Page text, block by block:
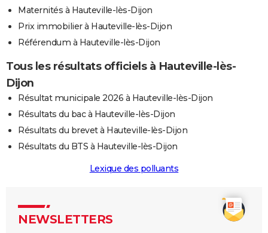
Maternités à Hauteville-lès-Dijon
Prix immobilier à Hauteville-lès-Dijon
Référendum à Hauteville-lès-Dijon
Tous les résultats officiels à Hauteville-lès-
Dijon
Résultat municipale 2026 à Hauteville-lès-Dijon
Résultats du bac à Hauteville-lès-Dijon
Résultats du brevet à Hauteville-lès-Dijon
Résultats du BTS à Hauteville-lès-Dijon
Lexique des polluants
NEWSLETTERS